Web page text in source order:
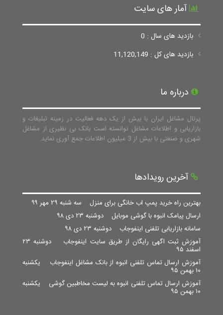
آمار های سایت
بازدید های سال : 0
بازدید های کل : 11,120,149
درباره ما
پرتال مشاغل ایران با بیش از یک دهه فعالیت در زمینه تبلیغات و
بازاریابی و اطلاعات مشاغل توانسته است بانک بی نظیری از مشاغل
شهری و صنعتی با بیش از 3 میلیون اطلاعات جمع آوری نماید.
آخرین رویدادها
بهترین راه خرید پمپ اب خانگی برای منزل سه شنبه ۲۹ مهر ۹۹
ارسال پیامک انبوه با گوشی موبایل دوشنبه ۲۳ دی ۹۸
سامانه بازاریابی تلفنی اینفوجاب دوشنبه ۲۳ دی ۹۸
آموزش ثبت اگهی رایگان از طریق سایت اینفوجاب
دوشنبه ۲۳
اسفند ۹۵
آموزش ارسال تماس تلفنی انبوه از بانک مشاغل اینفوجاب یکشنبه
۱۰ بهمن ۹۵
آموزش ارسال تماس تلفنی انبوه به لیست مخاطبین گوشی یکشنبه
۱۰ بهمن ۹۵